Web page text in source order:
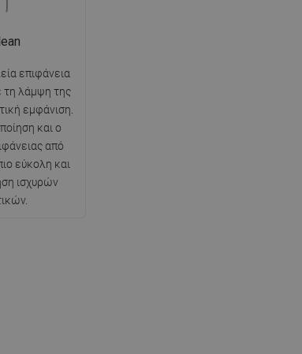
επιφάνεια
τη λάμψη της
εμφάνιση.
και ο
από
εύκολη και
ισχυρών